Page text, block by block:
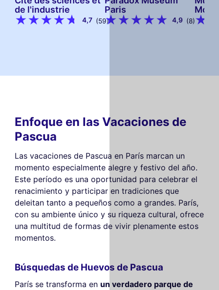
de l'industrie
4,7 (59)
Paris
4,9 (8)
Enfoque en las Vacaciones de
Pascua
Las vacaciones de Pascua en París marcan un
momento especialmente alegre y festivo del año.
Este período es una oportunidad para celebrar el
renacimiento y participar en tradiciones que
deleitan tanto a pequeños como a grandes. París,
con su ambiente único y su riqueza cultural, ofrece
una multitud de formas de vivir plenamente estos
momentos.
Búsquedas de Huevos de Pascua
París se transforma en un verdadero parque de